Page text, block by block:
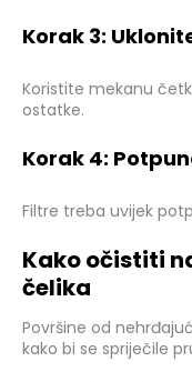
Korak 3:
Koristite mekanu
ostatke.
Korak 4:
Filtre treba uvijek
Kako očistiti
čelika
Površine od
kako bi se spriječile